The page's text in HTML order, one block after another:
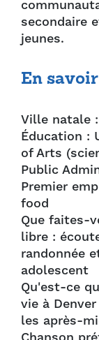
secondaire
jeunes.
En
Ville natale
Éducation :
of Arts
Public
Premier
food
Que faites-
libre :
randonnée
adolescent
Qu'est-ce
vie à
les après-